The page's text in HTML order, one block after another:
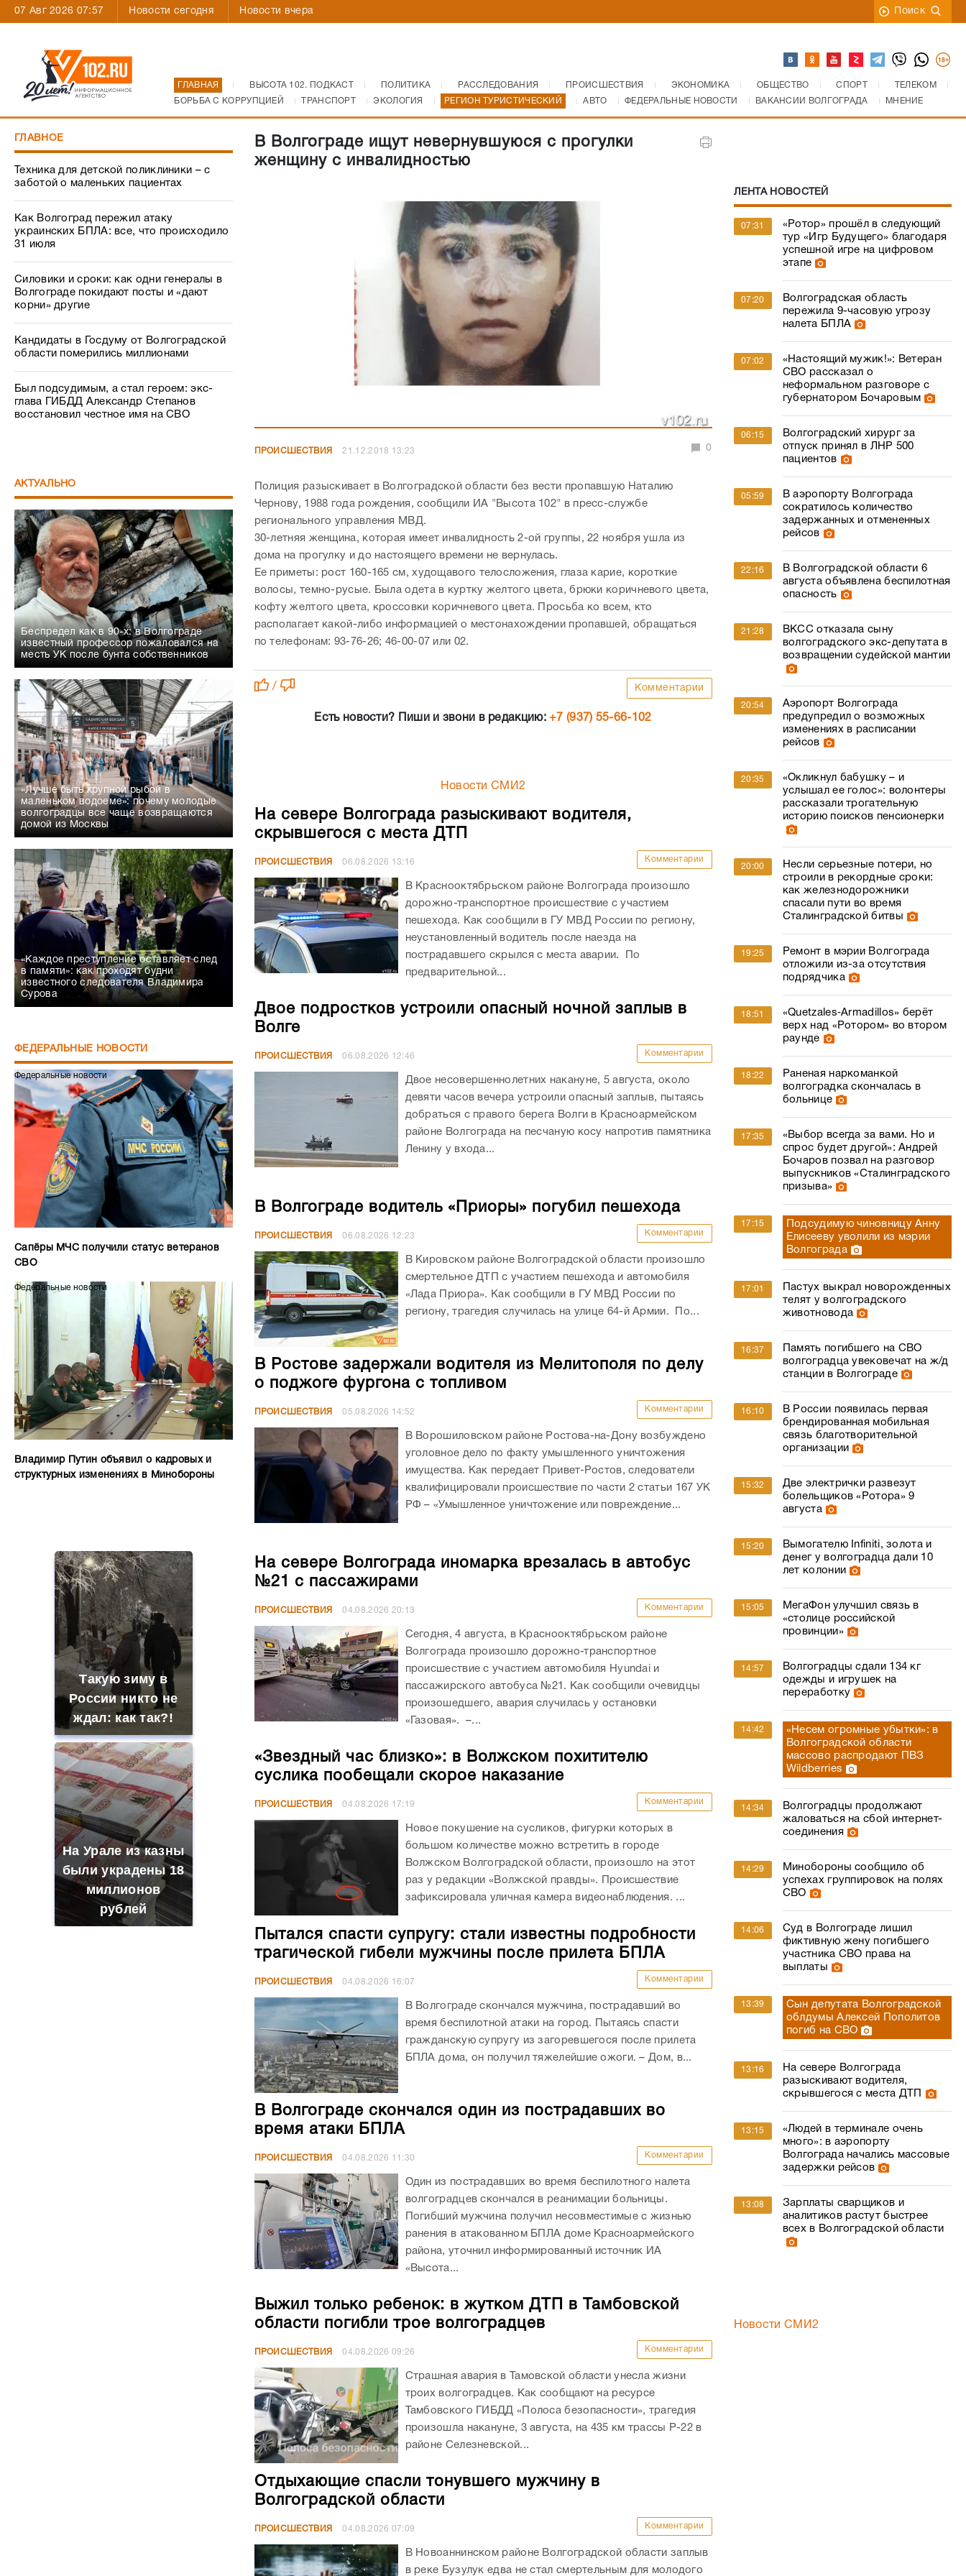
07 Авг 2026 07:57 Новости сегодня Новости вчера Поиск
ГЛАВНАЯ ВЫСОТА 102. ПОДКАСТ ПОЛИТИКА РАССЛЕДОВАНИЯ ПРОИСШЕСТВИЯ ЭКОНОМИКА ОБЩЕСТВО СПОРТ
ТЕЛЕКОМ
БОРЬБА С КОРРУПЦИЕЙ
ТРАНСПОРТ ЭКОЛОГИЯ РЕГИОН ТУРИСТИЧЕСКИЙ АВТО ФЕДЕРАЛЬНЫЕ НОВОСТИ ВАКАНСИИ ВОЛГОГРАДА МНЕНИЕ
ГЛАВНОЕ
Техника для детской поликлиники – с
заботой о маленьких пациентах
Как Волгоград пережил атаку
украинских БПЛА: все, что происходило
31 июля
Силовики и сроки: как одни генералы в
Волгограде покидают посты и «дают
корни» другие
Кандидаты в Госдуму от Волгоградской
области померились миллионами
Был подсудимым, а стал героем: экс-
глава ГИБДД Александр Степанов
восстановил честное имя на СВО
АКТУАЛЬНО
Беспредел как в 90-х: в Волгограде
известный профессор пожаловался на
месть УК после бунта собственников
«Лучше быть крупной рыбой в
маленьком водоеме»: почему молодые
волгоградцы все чаще возвращаются
домой из Москвы
«Каждое преступление оставляет след
в памяти»: как проходят будни
известного следователя Владимира
Сурова
ФЕДЕРАЛЬНЫЕ НОВОСТИ
Федеральные новости
Сапёры МЧС получили статус ветеранов
СВО
Федеральные новости
Владимир Путин объявил о кадровых и
структурных изменениях в Минобороны
Такую зиму в
России никто не
ждал: как так?!
На Урале из казны
были украдены 18
миллионов
рублей
В Волгограде ищут невернувшуюся с прогулки
женщину с инвалидностью
ПРОИСШЕСТВИЯ 21.12.2018 13:23 0
Полиция разыскивает в Волгоградской области без вести пропавшую Наталию
Чернову, 1988 года рождения, сообщили ИА "Высота 102" в пресс-службе
регионального управления МВД.
30-летняя женщина, которая имеет инвалидность 2-ой группы, 22 ноября ушла из
дома на прогулку и до настоящего времени не вернулась.
Ее приметы: рост 160-165 см, худощавого телосложения, глаза карие, короткие
волосы, темно-русые. Была одета в куртку желтого цвета, брюки коричневого цвета,
кофту желтого цвета, кроссовки коричневого цвета. Просьба ко всем, кто
располагает какой-либо информацией о местонахождении пропавшей, обращаться
по телефонам: 93-76-26; 46-00-07 или 02.
/ Комментарии
Есть новости? Пиши и звони в редакцию:+7 (937) 55-66-102
Новости СМИ2
На севере Волгограда разыскивают водителя,
скрывшегося с места ДТП
ПРОИСШЕСТВИЯ 06.08.2026 13:16 Комментарии
В Краснооктябрьском районе Волгограда произошло
дорожно-транспортное происшествие с участием
пешехода. Как сообщили в ГУ МВД России по региону,
неустановленный водитель после наезда на
пострадавшего скрылся с места аварии. По
предварительной...
Двое подростков устроили опасный ночной заплыв в
Волге
ПРОИСШЕСТВИЯ 06.08.2026 12:46 Комментарии
Двое несовершеннолетних накануне, 5 августа, около
девяти часов вечера устроили опасный заплыв, пытаясь
добраться с правого берега Волги в Красноармейском
районе Волгограда на песчаную косу напротив памятника
Ленину у входа...
В Волгограде водитель «Приоры» погубил пешехода
ПРОИСШЕСТВИЯ 06.08.2026 12:23 Комментарии
В Кировском районе Волгоградской области произошло
смертельное ДТП с участием пешехода и автомобиля
«Лада Приора». Как сообщили в ГУ МВД России по
региону, трагедия случилась на улице 64-й Армии. По...
В Ростове задержали водителя из Мелитополя по делу
о поджоге фургона с топливом
ПРОИСШЕСТВИЯ 05.08.2026 14:52 Комментарии
В Ворошиловском районе Ростова-на-Дону возбуждено
уголовное дело по факту умышленного уничтожения
имущества. Как передает Привет-Ростов, следователи
квалифицировали происшествие по части 2 статьи 167 УК
РФ – «Умышленное уничтожение или повреждение...
На севере Волгограда иномарка врезалась в автобус
№21 с пассажирами
ПРОИСШЕСТВИЯ 04.08.2026 20:13 Комментарии
Сегодня, 4 августа, в Краснооктябрьском районе
Волгограда произошло дорожно-транспортное
происшествие с участием автомобиля Hyundai и
пассажирского автобуса №21. Как сообщили очевидцы
произошедшего, авария случилась у остановки
«Газовая». –...
«Звездный час близко»: в Волжском похитителю
суслика пообещали скорое наказание
ПРОИСШЕСТВИЯ 04.08.2026 17:19 Комментарии
Новое покушение на сусликов, фигурки которых в
большом количестве можно встретить в городе
Волжском Волгоградской области, произошло на этот
раз у редакции «Волжской правды». Происшествие
зафиксировала уличная камера видеонаблюдения. ...
Пытался спасти супругу: стали известны подробности
трагической гибели мужчины после прилета БПЛА
ПРОИСШЕСТВИЯ 04.08.2026 16:07 Комментарии
В Волгограде скончался мужчина, пострадавший во
время беспилотной атаки на город. Пытаясь спасти
гражданскую супругу из загоревшегося после прилета
БПЛА дома, он получил тяжелейшие ожоги. – Дом, в...
В Волгограде скончался один из пострадавших во
время атаки БПЛА
ПРОИСШЕСТВИЯ 04.08.2026 11:30 Комментарии
Один из пострадавших во время беспилотного налета
волгоградцев скончался в реанимации больницы.
Погибший мужчина получил несовместимые с жизнью
ранения в атакованном БПЛА доме Красноармейского
района, уточнил информированный источник ИА
«Высота...
Выжил только ребенок: в жутком ДТП в Тамбовской
области погибли трое волгоградцев
ПРОИСШЕСТВИЯ 04.08.2026 09:26 Комментарии
Страшная авария в Тамовской области унесла жизни
троих волгоградцев. Как сообщают на ресурсе
Тамбовского ГИБДД «Полоса безопасности», трагедия
произошла накануне, 3 августа, на 435 км трассы Р-22 в
районе Селезневской...
Отдыхающие спасли тонувшего мужчину в
Волгоградской области
ПРОИСШЕСТВИЯ 04.08.2026 07:09 Комментарии
В Новоаннинском районе Волгоградской области заплыв
в реке Бузулук едва не стал смертельным для молодого
ЛЕНТА НОВОСТЕЙ
07:31
«Ротор» прошёл в следующий
тур «Игр Будущего» благодаря
успешной игре на цифровом
этапе
07:20
Волгоградская область
пережила 9-часовую угрозу
налета БПЛА
07:02
«Настоящий мужик!»: Ветеран
СВО рассказал о
неформальном разговоре с
губернатором Бочаровым
06:15
Волгоградский хирург за
отпуск принял в ЛНР 500
пациентов
05:59
В аэропорту Волгограда
сократилось количество
задержанных и отмененных
рейсов
22:16
В Волгоградской области 6
августа объявлена беспилотная
опасность
21:28
ВКСС отказала сыну
волгоградского экс-депутата в
возвращении судейской мантии
20:54
Аэропорт Волгограда
предупредил о возможных
изменениях в расписании
рейсов
20:35
«Окликнул бабушку – и
услышал ее голос»: волонтеры
рассказали трогательную
историю поисков пенсионерки
20:00
Несли серьезные потери, но
строили в рекордные сроки:
как железнодорожники
спасали пути во время
Сталинградской битвы
19:25
Ремонт в мэрии Волгограда
отложили из-за отсутствия
подрядчика
18:51
«Quetzales‑Armadillos» берёт
верх над «Ротором» во втором
раунде
18:22
Раненая наркоманкой
волгоградка скончалась в
больнице
17:35
«Выбор всегда за вами. Но и
спрос будет другой»: Андрей
Бочаров позвал на разговор
выпускников «Сталинградского
призыва»
17:15
Подсудимую чиновницу Анну
Елисееву уволили из мэрии
Волгограда
17:01
Пастух выкрал новорожденных
телят у волгоградского
животновода
16:37
Память погибшего на СВО
волгоградца увековечат на ж/д
станции в Волгограде
16:10
В России появилась первая
брендированная мобильная
связь благотворительной
организации
15:32
Две электрички развезут
болельщиков «Ротора» 9
августа
15:20
Вымогателю Infiniti, золота и
денег у волгоградца дали 10
лет колонии
15:05
МегаФон улучшил связь в
«столице российской
провинции»
14:57
Волгоградцы сдали 134 кг
одежды и игрушек на
переработку
14:42
«Несем огромные убытки»: в
Волгоградской области
массово распродают ПВЗ
Wildberries
14:34
Волгоградцы продолжают
жаловаться на сбой интернет-
соединения
14:29
Минобороны сообщило об
успехах группировок на полях
СВО
14:06
Суд в Волгограде лишил
фиктивную жену погибшего
участника СВО права на
выплаты
13:39
Сын депутата Волгоградской
облдумы Алексей Пополитов
погиб на СВО
13:16
На севере Волгограда
разыскивают водителя,
скрывшегося с места ДТП
13:15
«Людей в терминале очень
много»: в аэропорту
Волгограда начались массовые
задержки рейсов
13:08
Зарплаты сварщиков и
аналитиков растут быстрее
всех в Волгоградской области
Новости СМИ2